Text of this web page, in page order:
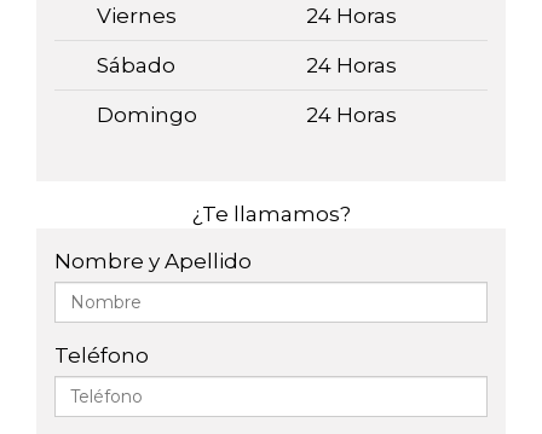
Viernes 24 Horas
Sábado 24 Horas
Domingo 24 Horas
¿Te llamamos?
Nombre y Apellido
Teléfono